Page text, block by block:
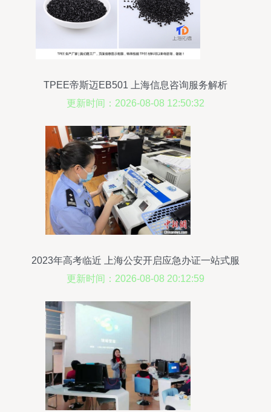
TPEE帝斯迈EB501 上海信息咨询服务解析
更新时间：2026-08-08 12:50:32
2023年高考临近 上海公安开启应急办证一站式服
务
更新时间：2026-08-08 20:12:59